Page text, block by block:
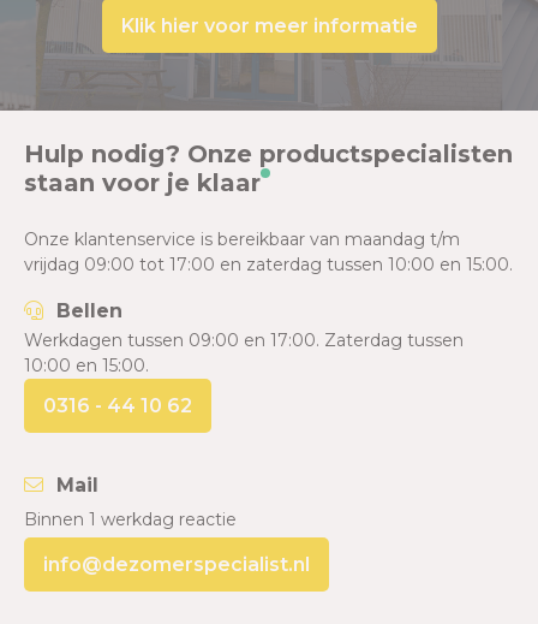
Klik hier voor meer informatie
Hulp nodig? Onze productspecialisten
staan voor je klaar
Onze klantenservice is bereikbaar van maandag t/m
vrijdag 09:00 tot 17:00 en zaterdag tussen 10:00 en 15:00.
Bellen
Werkdagen tussen 09:00 en 17:00. Zaterdag tussen
10:00 en 15:00.
0316 - 44 10 62
Mail
Binnen 1 werkdag reactie
info@dezomerspecialist.nl